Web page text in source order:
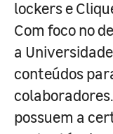
lockers e
Com foco no
a
conteúdos
possuem a